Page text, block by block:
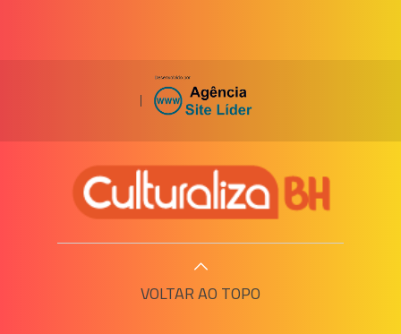
|
VOLTAR AO TOPO